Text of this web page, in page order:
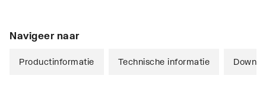
Navigeer naar
Productinformatie Technische informatie